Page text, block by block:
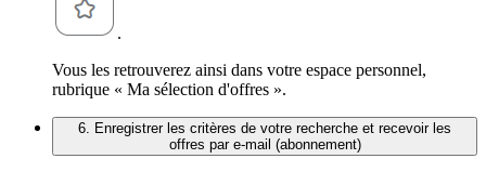
.
Vous les retrouverez ainsi dans votre espace personnel,
rubrique « Ma sélection d'offres ».
6. Enregistrer les critères de votre recherche et recevoir les
offres par e-mail (abonnement)